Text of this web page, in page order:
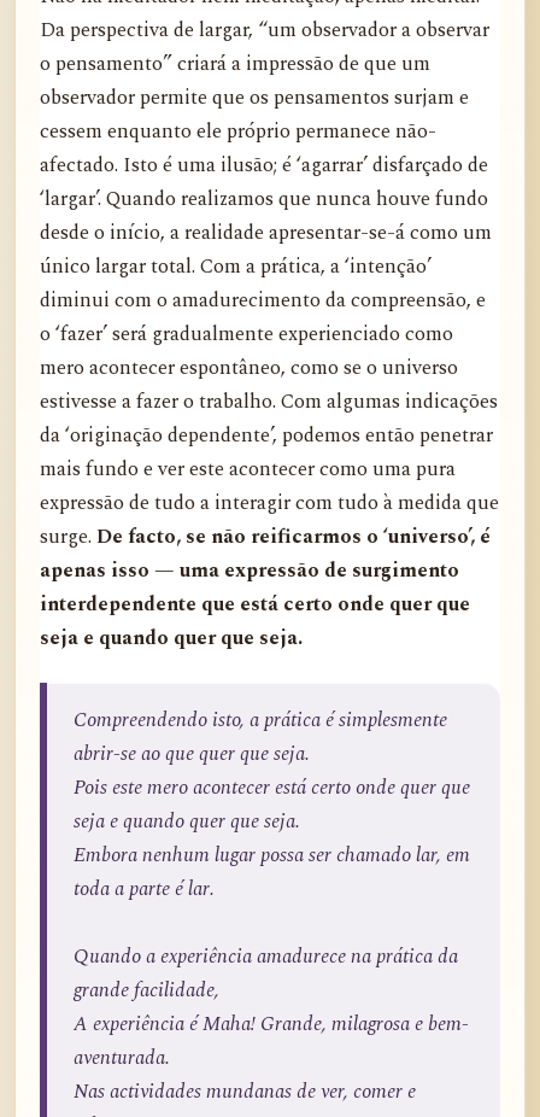
Da perspectiva de largar, “um observador a observar
o pensamento” criará a impressão de que um
observador permite que os pensamentos surjam e
cessem enquanto ele próprio permanece não-
afectado. Isto é uma ilusão; é ‘agarrar’ disfarçado de
‘largar’. Quando realizamos que nunca houve fundo
desde o início, a realidade apresentar-se-á como um
único largar total. Com a prática, a ‘intenção’
diminui com o amadurecimento da compreensão, e
o ‘fazer’ será gradualmente experienciado como
mero acontecer espontâneo, como se o universo
estivesse a fazer o trabalho. Com algumas indicações
da ‘originação dependente’, podemos então penetrar
mais fundo e ver este acontecer como uma pura
expressão de tudo a interagir com tudo à medida que
surge. De facto, se não reificarmos o ‘universo’, é
apenas isso — uma expressão de surgimento
interdependente que está certo onde quer que
seja e quando quer que seja.
Compreendendo isto, a prática é simplesmente
abrir-se ao que quer que seja.
Pois este mero acontecer está certo onde quer que
seja e quando quer que seja.
Embora nenhum lugar possa ser chamado lar, em
toda a parte é lar.
Quando a experiência amadurece na prática da
grande facilidade,
A experiência é Maha! Grande, milagrosa e bem-
aventurada.
Nas actividades mundanas de ver, comer e